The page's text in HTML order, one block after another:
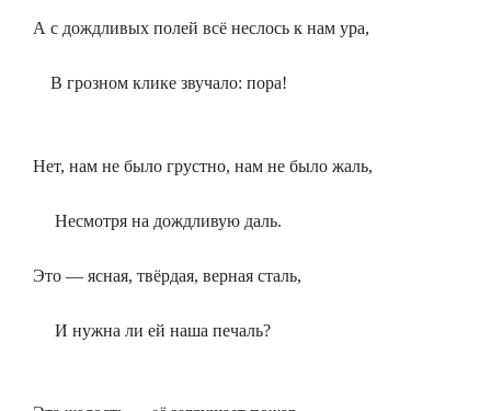
А с дождливых полей всё неслось к нам ура,
В грозном клике звучало: пора!
Нет, нам не было грустно, нам не было жаль,
Несмотря на дождливую даль.
Это — ясная, твёрдая, верная сталь,
И нужна ли ей наша печаль?